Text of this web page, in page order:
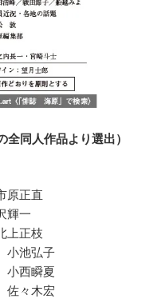
同人作品より選出）
原正直
輝一
上正枝
小池弘子
小西瞬夏
佐々木宏